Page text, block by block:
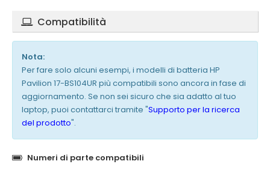
Compatibilità
Nota:
Per fare solo alcuni esempi, i modelli di batteria HP
Pavilion 17-BS104UR più compatibili sono ancora in fase di
aggiornamento. Se non sei sicuro che sia adatto al tuo
laptop, puoi contattarci tramite "Supporto per la ricerca
del prodotto".
Numeri di parte compatibili